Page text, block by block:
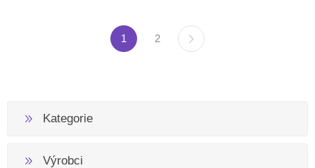
1 2
Kategorie
Výrobci